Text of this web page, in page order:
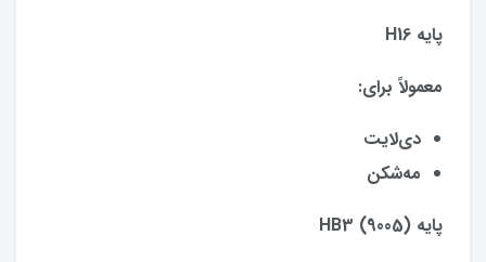
پایه H16
معمولاً برای:
دی‌لایت
مه‌شکن
پایه HB3 (9005)